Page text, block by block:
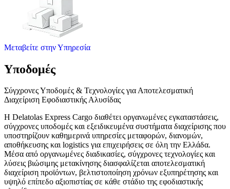
Μεταβείτε στην Υπηρεσία
Υποδομές
Σύγχρονες Υποδομές & Τεχνολογίες για Αποτελεσματική
Διαχείριση Εφοδιαστικής Αλυσίδας
Η Delatolas Express Cargo διαθέτει οργανωμένες εγκαταστάσεις,
σύγχρονες υποδομές και εξειδικευμένα συστήματα διαχείρισης που
υποστηρίζουν καθημερινά υπηρεσίες μεταφορών, διανομών,
αποθήκευσης και logistics για επιχειρήσεις σε όλη την Ελλάδα.
Μέσα από οργανωμένες διαδικασίες, σύγχρονες τεχνολογίες και
λύσεις βιώσιμης μετακίνησης διασφαλίζεται αποτελεσματική
διαχείριση προϊόντων, βελτιστοποίηση χρόνων εξυπηρέτησης και
υψηλό επίπεδο αξιοπιστίας σε κάθε στάδιο της εφοδιαστικής